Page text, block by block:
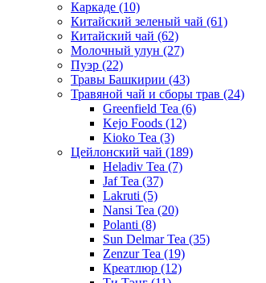
Каркаде (10)
Китайский зеленый чай (61)
Китайский чай (62)
Молочный улун (27)
Пуэр (22)
Травы Башкирии (43)
Травяной чай и сборы трав (24)
Greenfield Tea (6)
Kejo Foods (12)
Kioko Tea (3)
Цейлонский чай (189)
Heladiv Tea (7)
Jaf Tea (37)
Lakruti (5)
Nansi Tea (20)
Polanti (8)
Sun Delmar Tea (35)
Zenzur Tea (19)
Креатлюр (12)